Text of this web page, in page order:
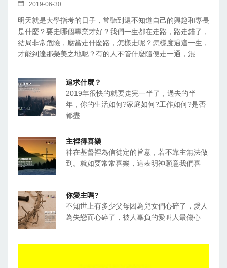
2019-06-30
明天就是大學指考的日子，常聽到還不知道自己的興趣和專長
是什麼？要走哪個專業才好？我們一生都在走路，路走錯了，
結局非常危險，應當走什麼路，怎樣走呢？怎樣度過這一生，
才能到達那榮美之地呢？有的人不管什麼隨便走一通，混
追求什麼？
2019年很快的就要走完一半了，過去的半
年，你的生活如何?家庭如何?工作如何?是否
都盡
主裡得喜樂
神在基督裡為信徒定的旨意，若不靠主無法做
到。就如要常常喜樂，這表明神願意我們喜
你愛主嗎?
不知世上有多少父母因為兒女們心碎了，愛人
為失戀而心碎了，被人辜負的愛叫人最傷心